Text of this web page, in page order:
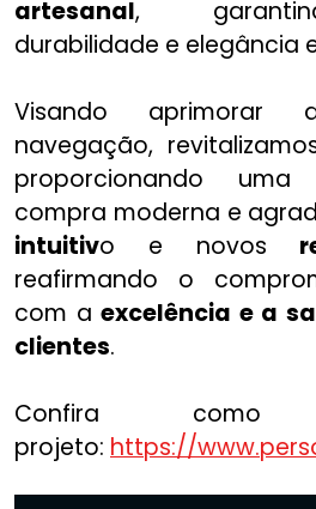
artesanal,
durabilidade e elegância
Visando
navegação,
proporcionando
compra moderna e
intuitivo e novos
reafirmando o
com aexcelência e a
clientes.
Confira
projeto: https://